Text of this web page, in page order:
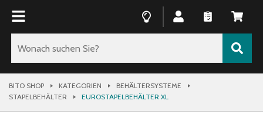
BITO SHOP KATEGORIEN
BEHÄLTERSYSTEME
STAPELBEHÄLTER
EUROSTAPELBEHÄLTER XL